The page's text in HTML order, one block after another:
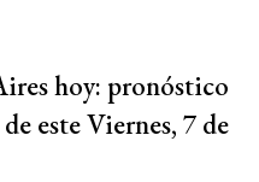
hoy: pronóstico
este Viernes, 7 de